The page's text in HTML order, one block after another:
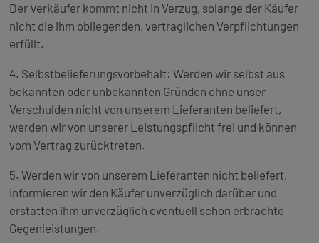
Der Verkäufer kommt nicht in Verzug, solange der Käufer
nicht die ihm obliegenden, vertraglichen Verpflichtungen
erfüllt.
4. Selbstbelieferungsvorbehalt: Werden wir selbst aus
bekannten oder unbekannten Gründen ohne unser
Verschulden nicht von unserem Lieferanten beliefert,
werden wir von unserer Leistungspflicht frei und können
vom Vertrag zurücktreten.
5. Werden wir von unserem Lieferanten nicht beliefert,
informieren wir den Käufer unverzüglich darüber und
erstatten ihm unverzüglich eventuell schon erbrachte
Gegenleistungen.